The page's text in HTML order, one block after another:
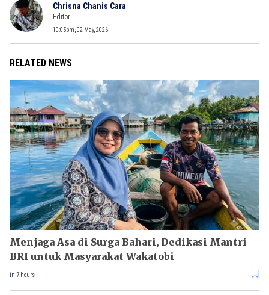
Chrisna Chanis Cara
Editor
10:05pm, 02 May, 2026
RELATED NEWS
Menjaga Asa di Surga Bahari, Dedikasi Mantri
BRI untuk Masyarakat Wakatobi
in 7 hours